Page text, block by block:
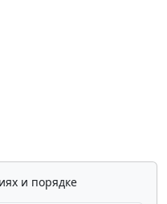
и порядке